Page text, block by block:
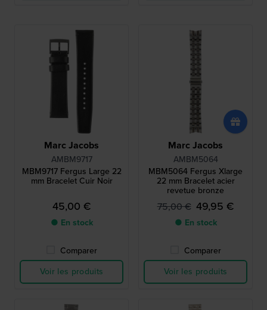
Marc Jacobs
AMBM9717
MBM9717 Fergus Large 22
mm Bracelet Cuir Noir
45,00 €
● En stock
Comparer
Voir les produits
Marc Jacobs
AMBM5064
MBM5064 Fergus Xlarge
22 mm Bracelet acier
revetue bronze
75,00 € 49,95 €
● En stock
Comparer
Voir les produits